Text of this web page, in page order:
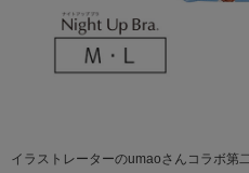
イラストレーターのumaoさんコラボ第